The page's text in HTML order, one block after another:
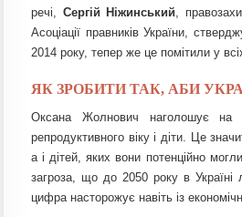
речі, Сергій Ніжинський ,
Асоціації правників України,
2014 року, тепер же це помітили у
ЯК ЗРОБИТИ ТАК, АБИ
Оксана Жолнович наголошує на
репродуктивного віку і діти. Це
а і дітей, яких вони потенційно
загроза, що до 2050 року в Україні
цифра насторожує навіть із